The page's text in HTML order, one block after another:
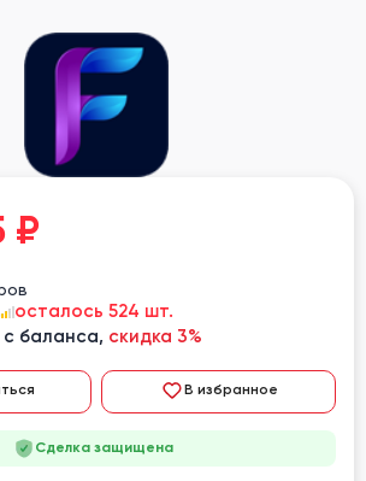
₽
осталось 524 шт.
баланса, скидка 3%
В избранное
Сделка защищена